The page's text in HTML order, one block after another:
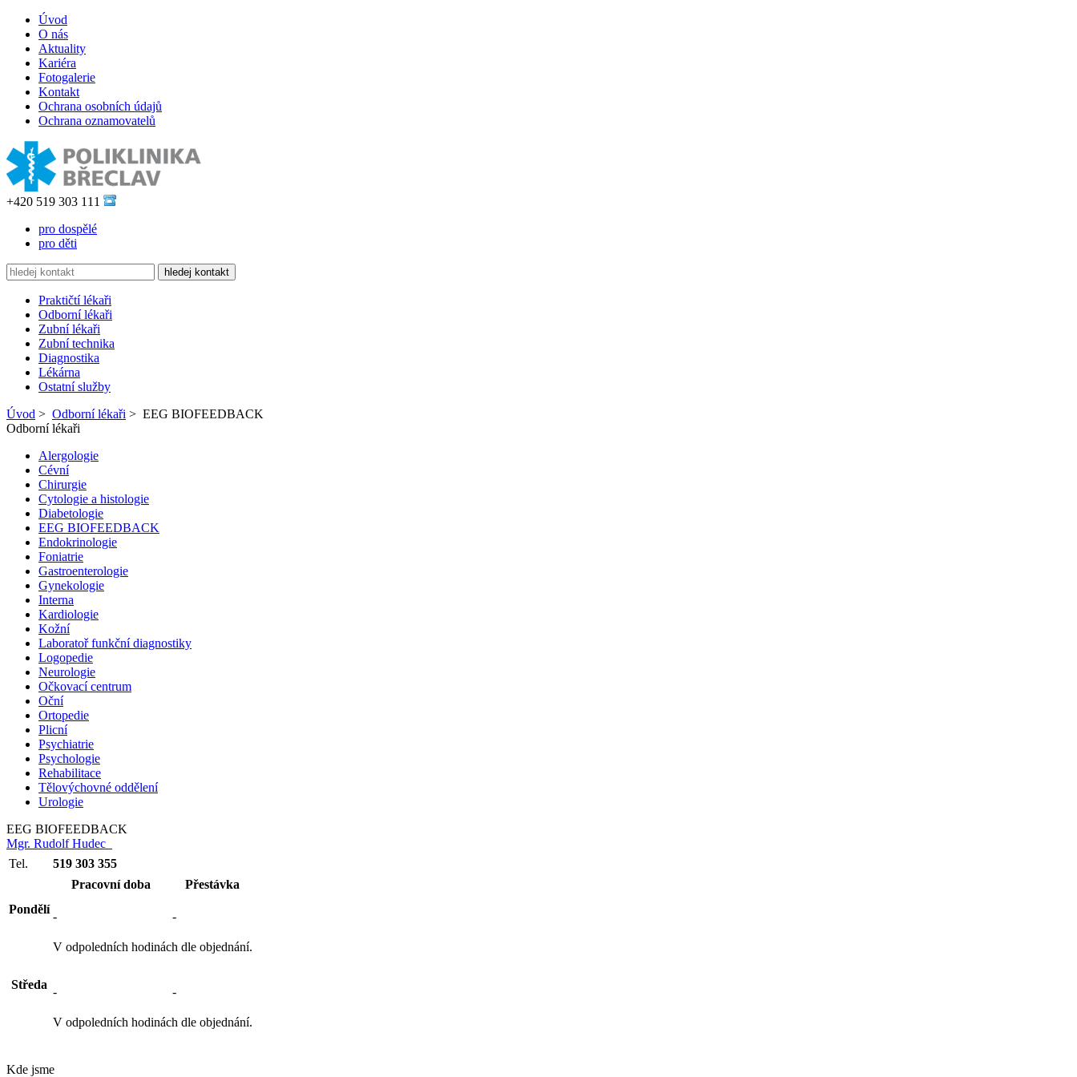
Úvod
O nás
Aktuality
Kariéra
Fotogalerie
Kontakt
Ochrana osobních údajů
Ochrana oznamovatelů
+420 519 303 111
pro dospělé
pro děti
Praktičtí lékaři
Odborní lékaři
Zubní lékaři
Zubní technika
Diagnostika
Lékárna
Ostatní služby
Úvod > Odborní lékaři > EEG BIOFEEDBACK
Odborní lékaři
Alergologie
Cévní
Chirurgie
Cytologie a histologie
Diabetologie
EEG BIOFEEDBACK
Endokrinologie
Foniatrie
Gastroenterologie
Gynekologie
Interna
Kardiologie
Kožní
Laboratoř funkční diagnostiky
Logopedie
Neurologie
Očkovací centrum
Oční
Ortopedie
Plicní
Psychiatrie
Psychologie
Rehabilitace
Tělovýchovné oddělení
Urologie
EEG BIOFEEDBACK
Mgr. Rudolf Hudec
Tel.
519 303 355
Pracovní doba
Přestávka
Pondělí
- -
V odpoledních hodinách dle objednání.
Středa
- -
V odpoledních hodinách dle objednání.
Kde jsme